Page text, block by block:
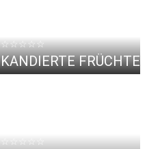
☆☆☆☆☆
KANDIERTE FRÜCHTE
☆☆☆☆☆